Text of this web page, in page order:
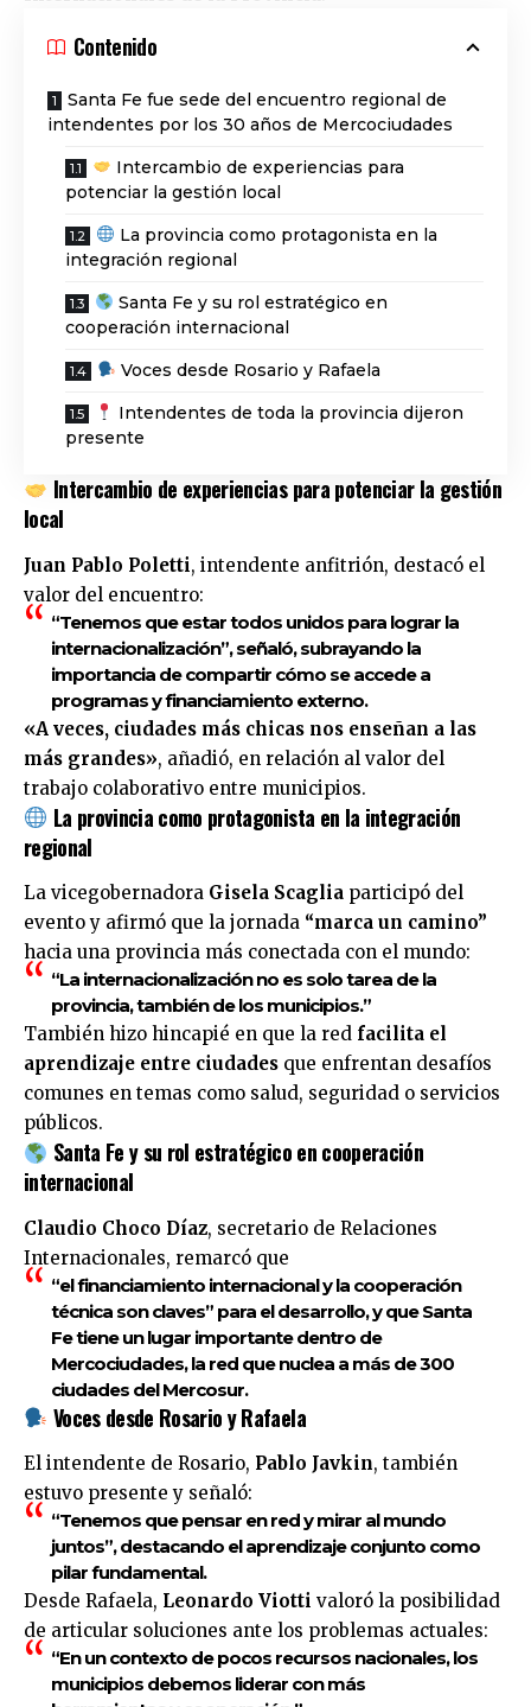
Contenido
Santa Fe fue sede del encuentro regional de
intendentes por los 30 años de Mercociudades
Intercambio de experiencias para
potenciar la gestión local
La provincia como protagonista en la
integración regional
Santa Fe y su rol estratégico en
cooperación internacional
Voces desde Rosario y Rafaela
Intendentes de toda la provincia dijeron
presente
Intercambio de experiencias para potenciar la gestión
local
Juan Pablo Poletti, intendente anfitrión, destacó el
valor del encuentro:
“Tenemos que estar todos unidos para lograr la
internacionalización”, señaló, subrayando la
importancia de compartir cómo se accede a
programas y financiamiento externo.
«A veces, ciudades más chicas nos enseñan a las
más grandes», añadió, en relación al valor del
trabajo colaborativo entre municipios.
La provincia como protagonista en la integración
regional
La vicegobernadora Gisela Scaglia participó del
evento y afirmó que la jornada “marca un camino”
hacia una provincia más conectada con el mundo:
“La internacionalización no es solo tarea de la
provincia, también de los municipios.”
También hizo hincapié en que la red facilita el
aprendizaje entre ciudades que enfrentan desafíos
comunes en temas como salud, seguridad o servicios
públicos.
Santa Fe y su rol estratégico en cooperación
internacional
Claudio Choco Díaz, secretario de Relaciones
Internacionales, remarcó que
“el financiamiento internacional y la cooperación
técnica son claves”para el desarrollo, y queSanta
Fe tiene un lugar importante dentro de
Mercociudades, la red que nuclea a más de 300
ciudades del Mercosur.
Voces desde Rosario y Rafaela
El intendente de Rosario, Pablo Javkin, también
estuvo presente y señaló:
“Tenemos que pensar en red y mirar al mundo
juntos”, destacando el aprendizaje conjunto como
pilar fundamental.
Desde Rafaela, Leonardo Viotti valoró la posibilidad
de articular soluciones ante los problemas actuales:
“En un contexto de pocos recursos nacionales, los
municipios debemos liderar con más